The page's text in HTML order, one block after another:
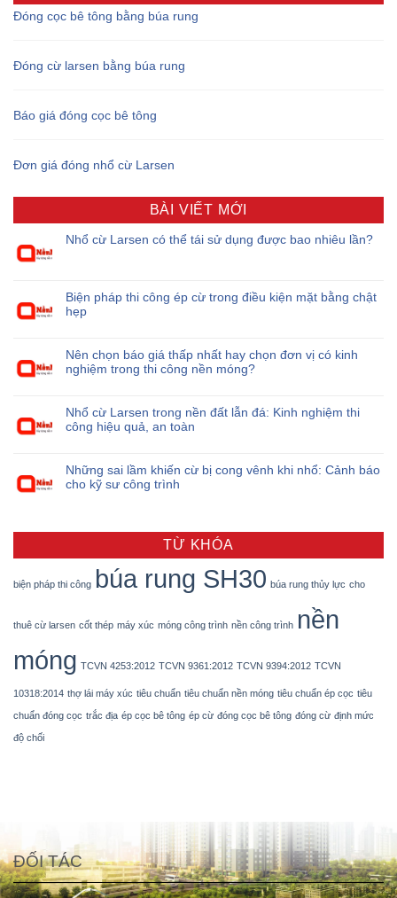
Đóng cọc bê tông bằng búa rung
Đóng cừ larsen bằng búa rung
Báo giá đóng cọc bê tông
Đơn giá đóng nhổ cừ Larsen
BÀI VIẾT MỚI
Nhổ cừ Larsen có thể tái sử dụng được bao nhiêu lần?
Biện pháp thi công ép cừ trong điều kiện mặt bằng chật
hẹp
Nên chọn báo giá thấp nhất hay chọn đơn vị có kinh
nghiệm trong thi công nền móng?
Nhổ cừ Larsen trong nền đất lẫn đá: Kinh nghiệm thi
công hiệu quả, an toàn
Những sai lầm khiến cừ bị cong vênh khi nhổ: Cảnh báo
cho kỹ sư công trình
TỪ KHÓA
biện pháp thi công búa rung SH30 búa rung thủy lực cho
thuê cừ larsen cốt thép máy xúc móng công trình nền công trình nền
móng TCVN 4253:2012 TCVN 9361:2012 TCVN 9394:2012 TCVN
10318:2014 thợ lái máy xúc tiêu chuẩn tiêu chuẩn nền móng tiêu chuẩn ép cọc tiêu
chuẩn đóng cọc trắc địa ép cọc bê tông ép cừ đóng cọc bê tông đóng cừ định mức
độ chối
ĐỐI TÁC